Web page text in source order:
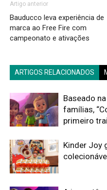
Artigo anterior
Bauducco leva experiência de
marca ao Free Fire com
campeonato e ativações
ARTIGOS RELACIONADOS
Baseado
famílias,
primeiro
Kinder Joy